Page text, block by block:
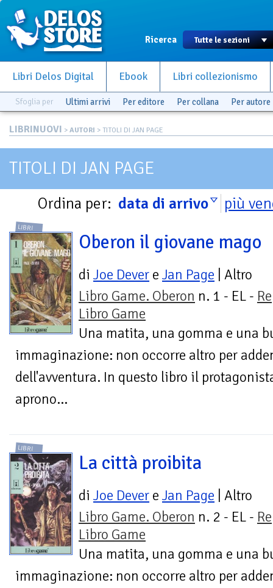
Ricerca
Libri Delos Digital Ebook Libri collezionismo
Sfoglia per Ultimi arrivi Per editore Per collana Per autore
LIBRINUOVI > AUTORI > TITOLI DI JAN PAGE
TITOLI DI JAN PAGE
Ordina per: data di arrivo più
LIBRI
Oberon il giovane mago
di Joe Dever e Jan Page | Altro
Libro Game. Oberon n. 1 - EL -
Libro Game
Una matita, una gomma e una
immaginazione: non occorre altro per
dell'avventura. In questo libro il
aprono...
LIBRI
La città proibita
di Joe Dever e Jan Page | Altro
Libro Game. Oberon n. 2 - EL -
Libro Game
Una matita, una gomma e una
immaginazione: non occorre altro per